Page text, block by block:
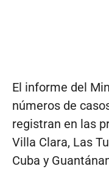
El informe del
números de
registran en las
Villa Clara, Las
Cuba y